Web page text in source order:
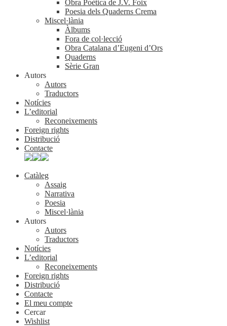
Obra Poètica de J.V. Foix
Poesia dels Quaderns Crema
Miscel·lània
Àlbums
Fora de col·lecció
Obra Catalana d’Eugeni d’Ors
Quaderns
Sèrie Gran
Autors
Autors
Traductors
Notícies
L’editorial
Reconeixements
Foreign rights
Distribució
Contacte
Catàleg
Assaig
Narrativa
Poesia
Miscel·lània
Autors
Autors
Traductors
Notícies
L’editorial
Reconeixements
Foreign rights
Distribució
Contacte
El meu compte
Cercar
Wishlist